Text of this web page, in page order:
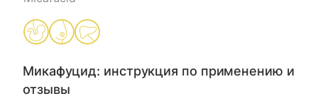
Микафуцид: инструкция по применению и
отзывы